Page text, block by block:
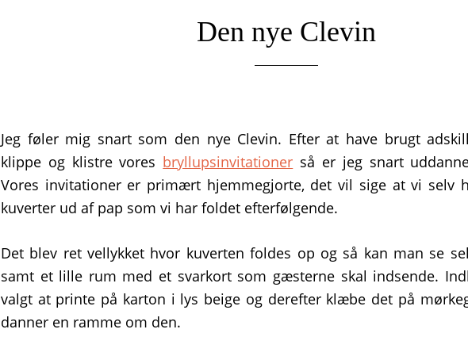
Den nye Clevin
Jeg føler mig snart som den nye Clevin. Efter at have brugt
klippe og klistre vores bryllupsinvitationer så er jeg snart
Vores invitationer er primært hjemmegjorte, det vil sige at vi selv
kuverter ud af pap som vi har foldet efterfølgende.
Det blev ret vellykket hvor kuverten foldes op og så kan man se
samt et lille rum med et svarkort som gæsterne skal indsende.
valgt at printe på karton i lys beige og derefter klæbe det på
danner en ramme om den.